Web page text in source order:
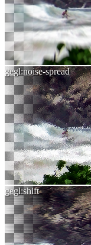
gegl:noise-spread
gegl:shift